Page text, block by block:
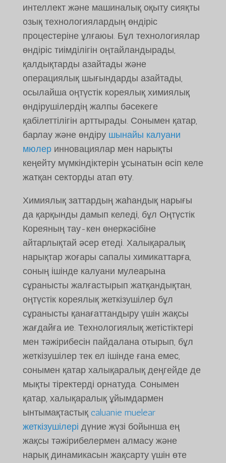
интеллект және машиналық оқыту сияқты
озық технологиялардың өндіріс
процестеріне ұлғаюы. Бұл технологиялар
өндіріс тиімділігін оңтайландырады,
қалдықтарды азайтады және
операциялық шығындарды азайтады,
осылайша оңтүстік кореялық химиялық
өндірушілердің жалпы бәсекеге
қабілеттілігін арттырады. Сонымен қатар,
барлау және өндіру шынайы калуани
мюлеринновациялар мен нарықты
кеңейту мүмкіндіктерін ұсынатын өсіп келе
жатқан секторды атап өту.
Химиялық заттардың жаһандық нарығы
да қарқынды дамып келеді, бұл Оңтүстік
Кореяның тау-кен өнеркәсібіне
айтарлықтай әсер етеді. Халықаралық
нарықтар жоғары сапалы химикаттарға,
соның ішінде калуани мулеарына
сұранысты жалғастырып жатқандықтан,
оңтүстік кореялық жеткізушілер бұл
сұранысты қанағаттандыру үшін жақсы
жағдайға ие. Технологиялық жетістіктері
мен тәжірибесін пайдалана отырып, бұл
жеткізушілер тек ел ішінде ғана емес,
сонымен қатар халықаралық деңгейде де
мықты тіректерді орнатуда. Сонымен
қатар, халықаралық ұйымдармен
ынтымақтастық caluanie muelear
жеткізушілері дүние жүзі бойынша ең
жақсы тәжірибелермен алмасу және
нарық динамикасын жақсарту үшін өте